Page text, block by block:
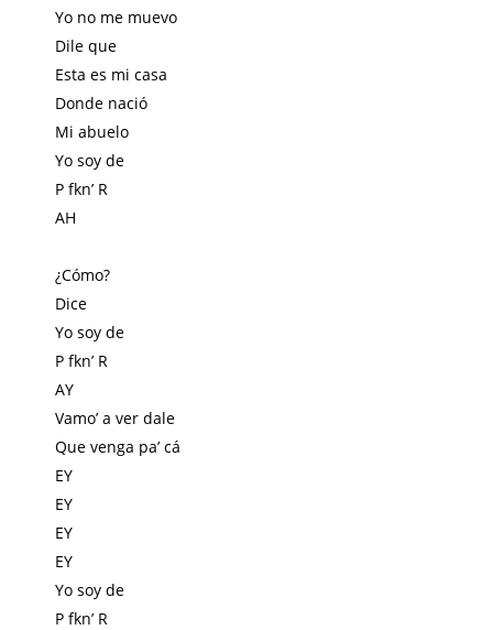
Yo no me muevo
Dile que
Esta es mi casa
Donde nació
Mi abuelo
Yo soy de
P fkn’ R
AH
¿Cómo?
Dice
Yo soy de
P fkn’ R
AY
Vamo’ a ver dale
Que venga pa’ cá
EY
EY
EY
EY
Yo soy de
P fkn’ R